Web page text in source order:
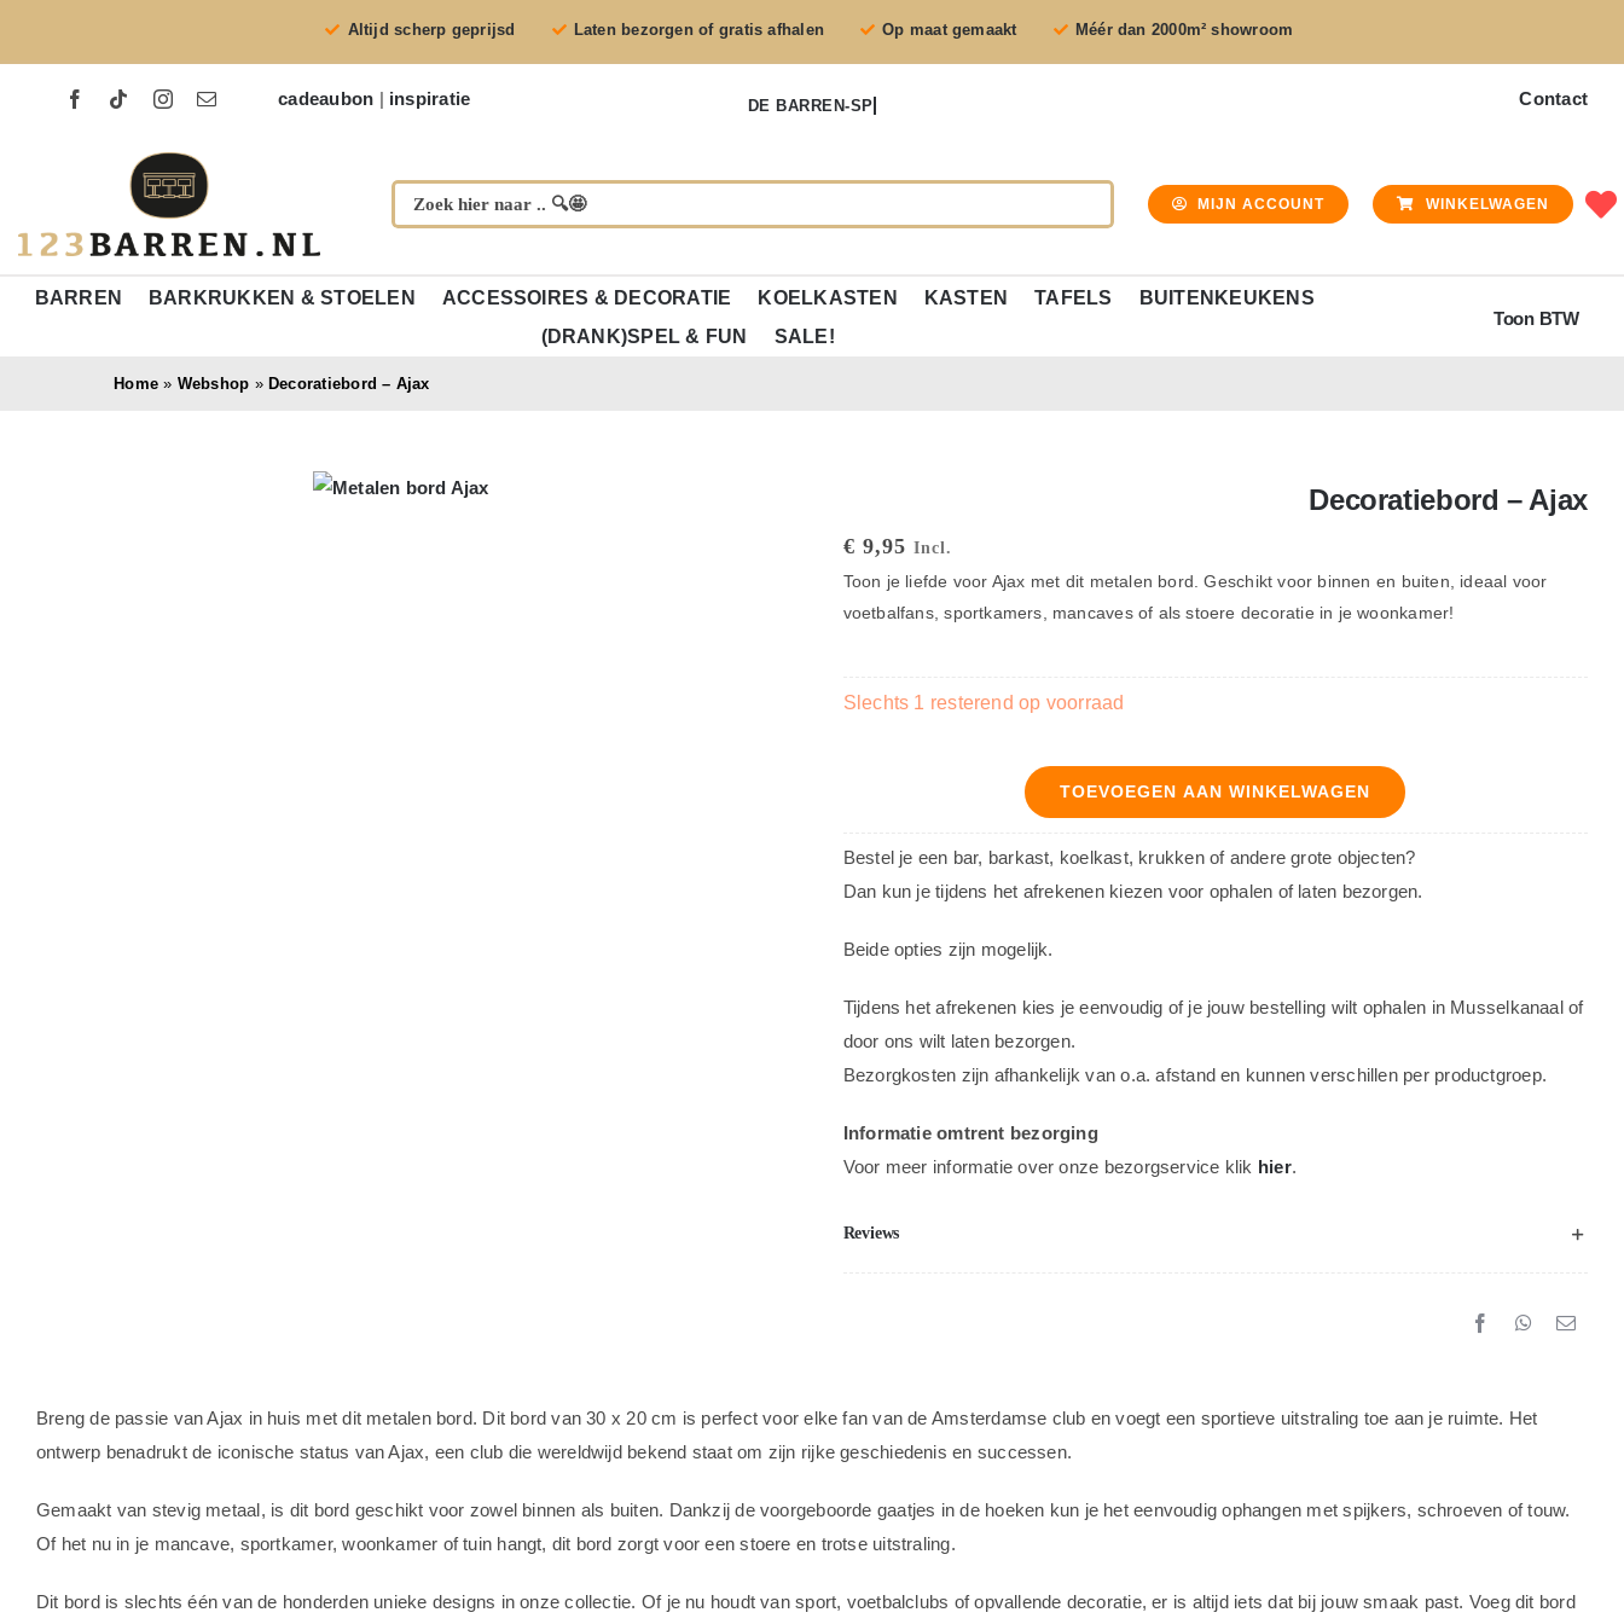
Altijd scherp geprijsd Laten bezorgen of gratis afhalen Op maat gemaakt Méér dan 2000m² showroom
cadeaubon | inspiratie Contact
MIJN ACCOUNT WINKELWAGEN
BARREN BARKRUKKEN & STOELEN ACCESSOIRES & DECORATIE KOELKASTEN KASTEN TAFELS
BUITENKEUKENS
(DRANK)SPEL & FUN
SALE!
Toon BTW
Home » Webshop » Decoratiebord – Ajax
Decoratiebord – Ajax
€ 9,95 Incl.
Toon je liefde voor Ajax met dit metalen bord. Geschikt voor binnen en buiten, ideaal voor
voetbalfans, sportkamers, mancaves of als stoere decoratie in je woonkamer!
Slechts 1 resterend op voorraad
Decoratiebord
aantal
TOEVOEGEN AAN WINKELWAGEN
Bestel je een bar, barkast, koelkast, krukken of andere grote objecten?
Dan kun je tijdens het afrekenen kiezen voor ophalen of laten bezorgen.
Beide opties zijn mogelijk.
Tijdens het afrekenen kies je eenvoudig of je jouw bestelling wilt ophalen in Musselkanaal of
door ons wilt laten bezorgen.
Bezorgkosten zijn afhankelijk van o.a. afstand en kunnen verschillen per productgroep.
Informatie omtrent bezorging
Voor meer informatie over onze bezorgservice klik hier.
Reviews
Breng de passie van Ajax in huis met dit metalen bord. Dit bord van 30 x 20 cm is perfect voor elke fan van de Amsterdamse club en voegt een sportieve uitstraling toe aan je ruimte. Het
ontwerp benadrukt de iconische status van Ajax, een club die wereldwijd bekend staat om zijn rijke geschiedenis en successen.
Gemaakt van stevig metaal, is dit bord geschikt voor zowel binnen als buiten. Dankzij de voorgeboorde gaatjes in de hoeken kun je het eenvoudig ophangen met spijkers, schroeven of touw.
Of het nu in je mancave, sportkamer, woonkamer of tuin hangt, dit bord zorgt voor een stoere en trotse uitstraling.
Dit bord is slechts één van de honderden unieke designs in onze collectie. Of je nu houdt van sport, voetbalclubs of opvallende decoratie, er is altijd iets dat bij jouw smaak past. Voeg dit bord